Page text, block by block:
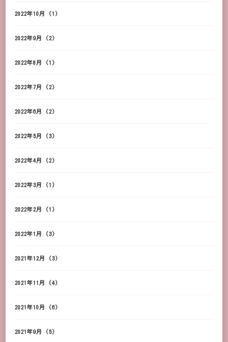
2022年10月 (1)
2022年9月 (2)
2022年8月 (1)
2022年7月 (2)
2022年6月 (2)
2022年5月 (3)
2022年4月 (2)
2022年3月 (1)
2022年2月 (1)
2022年1月 (3)
2021年12月 (3)
2021年11月 (4)
2021年10月 (6)
2021年9月 (5)